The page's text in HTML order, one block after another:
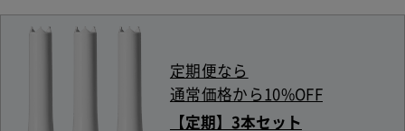
定期便なら
通常価格から10%OFF
【定期】3本セット